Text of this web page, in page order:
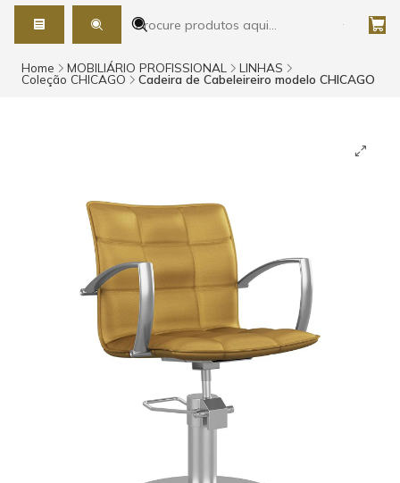
Home MOBILIÁRIO PROFISSIONAL LINHAS
Coleção CHICAGO Cadeira de Cabeleireiro modelo CHICAGO